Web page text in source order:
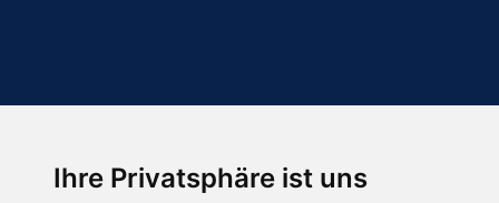
Ihre Privatsphäre ist uns